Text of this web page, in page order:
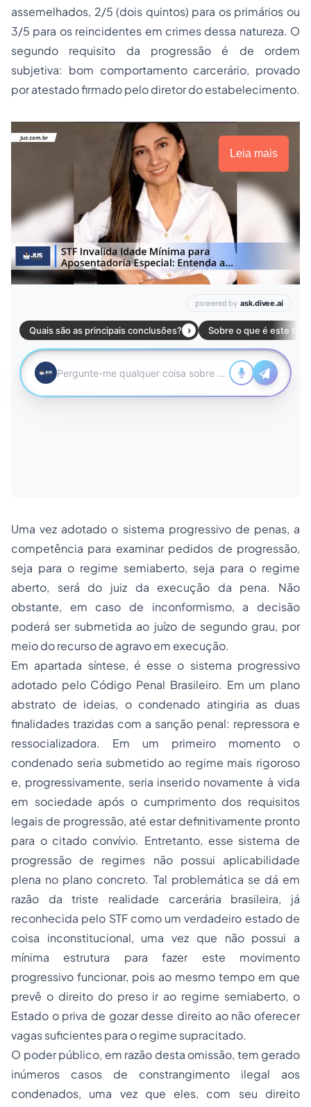
assemelhados, 2/5 (dois quintos) para os primários ou
3/5 para os reincidentes em crimes dessa natureza. O
segundo requisito da progressão é de ordem
subjetiva: bom comportamento carcerário, provado
por atestado firmado pelo diretor do estabelecimento.
Leia mais
Uma vez adotado o sistema progressivo de penas, a
competência para examinar pedidos de progressão,
seja para o regime semiaberto, seja para o regime
aberto, será do juiz da execução da pena. Não
obstante, em caso de inconformismo, a decisão
poderá ser submetida ao juízo de segundo grau, por
meio do recurso de agravo em execução.
Em apartada síntese, é esse o sistema progressivo
adotado pelo Código Penal Brasileiro. Em um plano
abstrato de ideias, o condenado atingiria as duas
finalidades trazidas com a sanção penal: repressora e
ressocializadora. Em um primeiro momento o
condenado seria submetido ao regime mais rigoroso
e, progressivamente, seria inserido novamente à vida
em sociedade após o cumprimento dos requisitos
legais de progressão, até estar definitivamente pronto
para o citado convívio. Entretanto, esse sistema de
progressão de regimes não possui aplicabilidade
plena no plano concreto. Tal problemática se dá em
razão da triste realidade carcerária brasileira, já
reconhecida pelo STF como um verdadeiro estado de
coisa inconstitucional, uma vez que não possui a
mínima estrutura para fazer este movimento
progressivo funcionar, pois ao mesmo tempo em que
prevê o direito do preso ir ao regime semiaberto, o
Estado o priva de gozar desse direito ao não oferecer
vagas suficientes para o regime supracitado.
O poder público, em razão desta omissão, tem gerado
inúmeros casos de constrangimento ilegal aos
condenados, uma vez que eles, com seu direito